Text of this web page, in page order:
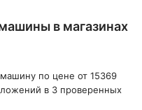
в магазинах
по цене от 15369
в 3 проверенных